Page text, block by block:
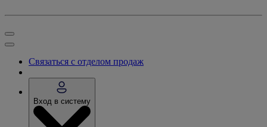
Связаться с отделом продаж
Вход в систему